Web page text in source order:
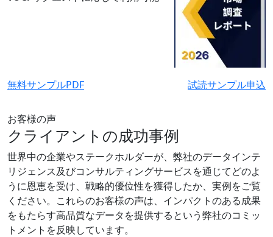
無料サンプルPDF 試読サンプル申込
お客様の声
クライアントの成功事例
世界中の企業やステークホルダーが、弊社のデータインテ
リジェンス及びコンサルティングサービスを通じてどのよ
うに恩恵を受け、戦略的優位性を獲得したか、実例をご覧
ください。これらのお客様の声は、インパクトのある成果
をもたらす高品質なデータを提供するという弊社のコミッ
トメントを反映しています。